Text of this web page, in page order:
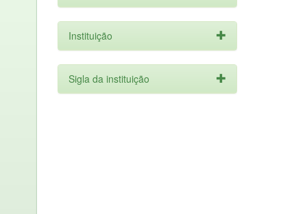
Instituição
Sigla da instituição